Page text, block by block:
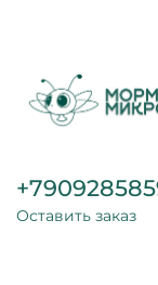
Оставить заказ